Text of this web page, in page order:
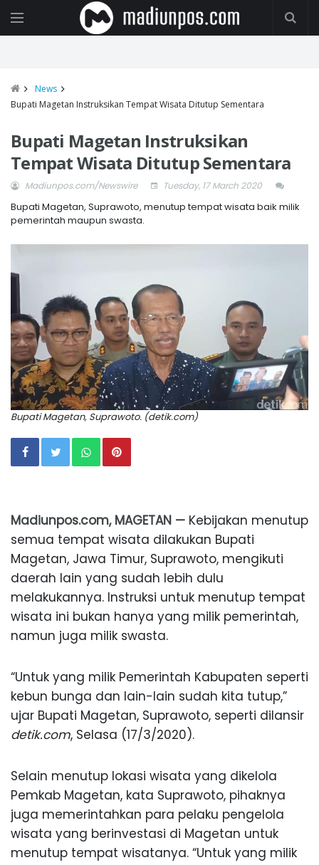
News
Bupati Magetan Instruksikan Tempat Wisata Ditutup Sementara
Bupati Magetan Instruksikan
Tempat Wisata Ditutup Sementara
Madiunpos.com/Newswire Tuesday, 17 March 2020
Bupati Magetan, Suprawoto, menutup tempat wisata baik milik
pemerintah maupun swasta.
Bupati Magetan, Suprawoto. (detik.com)
Madiunpos.com, MAGETAN — Kebijakan menutup
semua tempat wisata dilakukan Bupati
Magetan, Jawa Timur, Suprawoto, mengikuti
daerah lain yang sudah lebih dulu
melakukannya. Instruksi untuk menutup tempat
wisata ini bukan hanya yang milik pemerintah,
namun juga milik swasta.
“Untuk yang milik Pemerintah Kabupaten seperti
kebun bunga dan lain-lain sudah kita tutup,”
ujar Bupati Magetan, Suprawoto, seperti dilansir
detik.com, Selasa (17/3/2020).
Selain menutup lokasi wisata yang dikelola
Pemkab Magetan, kata Suprawoto, pihaknya
juga memerintahkan para pelaku pengelola
wisata yang berinvestasi di Magetan untuk
menutup tempat wisatanya. “Untuk yang milik